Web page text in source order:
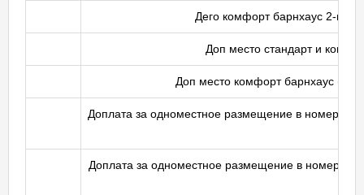
Дего комфорт барнхаус 2-
Доп место стандарт и
Доп место комфорт барнхаус (2-
Доплата за одноместное размещение в номере
Доплата за одноместное размещение в номере